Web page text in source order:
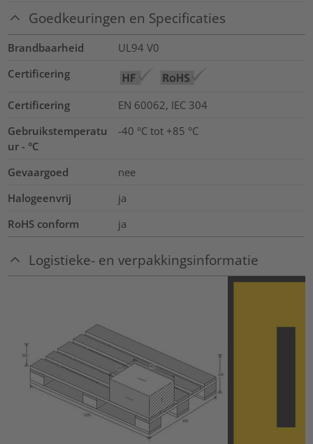
Goedkeuringen en Specificaties
Brandbaarheid
UL94 V0
Certificering
Certificering
EN 60062, IEC 304
Gebruikstemperatu
ur - °C
-40 °C tot +85 °C
Gevaargoed
nee
Halogeenvrij
ja
RoHS conform
ja
Logistieke- en verpakkingsinformatie